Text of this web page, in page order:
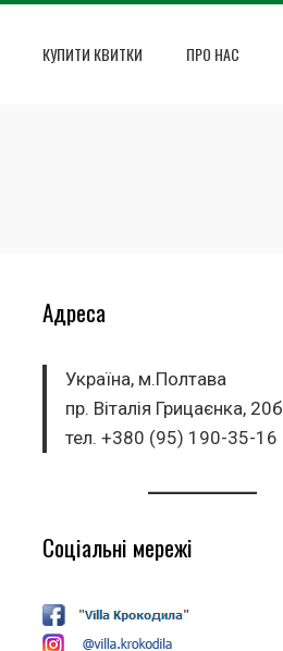
КУПИТИ КВИТКИ ПРО НАС
Адреса
Україна, м.Полтава
пр. Віталія Грицаєнка, 20б
тел. +380 (95) 190-35-16
Соціальні мережі